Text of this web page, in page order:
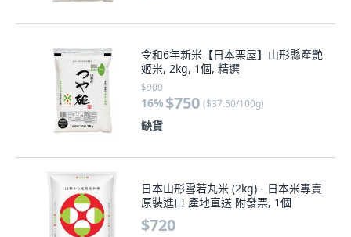
令和6年新米【日本栗屋】山形縣產艷
姬米, 2kg, 1個, 精選
$900
16% $750 ($37.50/100g)
缺貨
日本山形雪若丸米 (2kg) - 日本米專賣
原裝進口 產地直送 附發票, 1個
$720